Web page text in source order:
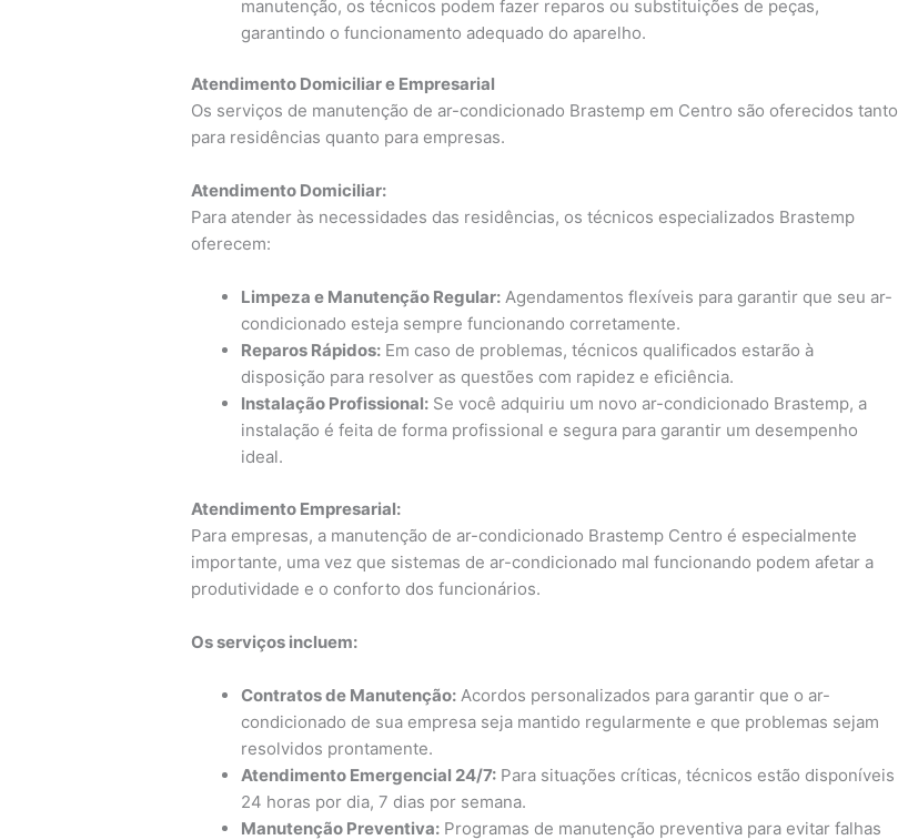
manutenção, os técnicos podem fazer reparos ou substituições de peças,
garantindo o funcionamento adequado do aparelho.
Atendimento Domiciliar e Empresarial
Os serviços de manutenção de ar-condicionado Brastemp em Centro são oferecidos tanto
para residências quanto para empresas.
Atendimento Domiciliar:
Para atender às necessidades das residências, os técnicos especializados Brastemp
oferecem:
Limpeza e Manutenção Regular: Agendamentos flexíveis para garantir que seu ar-
condicionado esteja sempre funcionando corretamente.
Reparos Rápidos: Em caso de problemas, técnicos qualificados estarão à
disposição para resolver as questões com rapidez e eficiência.
Instalação Profissional: Se você adquiriu um novo ar-condicionado Brastemp, a
instalação é feita de forma profissional e segura para garantir um desempenho
ideal.
Atendimento Empresarial:
Para empresas, a manutenção de ar-condicionado Brastemp Centro é especialmente
importante, uma vez que sistemas de ar-condicionado mal funcionando podem afetar a
produtividade e o conforto dos funcionários.
Os serviços incluem:
Contratos de Manutenção: Acordos personalizados para garantir que o ar-
condicionado de sua empresa seja mantido regularmente e que problemas sejam
resolvidos prontamente.
Atendimento Emergencial 24/7: Para situações críticas, técnicos estão disponíveis
24 horas por dia, 7 dias por semana.
Manutenção Preventiva: Programas de manutenção preventiva para evitar falhas